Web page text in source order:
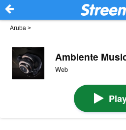
Aruba >
Ambiente
Web